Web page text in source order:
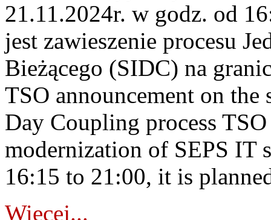
21.11.2024r. w godz. od
jest zawieszenie procesu
Bieżącego (SIDC) na
TSO announcement on
Day Coupling process
modernization of SEPS IT
16:15 to 21:00, it is
Więcej...